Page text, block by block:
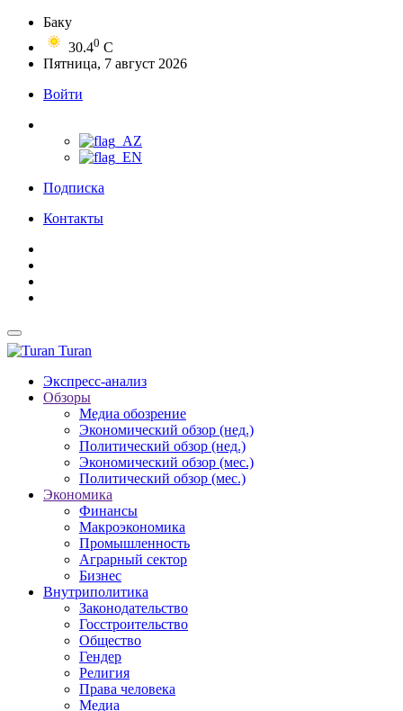
Баку
30.40 C
Пятница, 7 август 2026
Войти
Подписка
Контакты
Turan
Экспресс-анализ
Обзоры
Медиа обозрение
Экономический обзор (нед.)
Политический обзор (нед.)
Экономический обзор (мес.)
Политический обзор (мес.)
Экономика
Финансы
Макроэкономика
Промышленность
Аграрный сектор
Бизнес
Внутриполитика
Законодательство
Госстроительство
Общество
Гендер
Религия
Права человека
Медиа